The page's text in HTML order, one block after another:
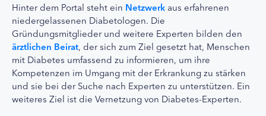
Hinter dem Portal steht ein Netzwerk aus erfahrenen
niedergelassenen Diabetologen. Die
Gründungsmitglieder und weitere Experten bilden den
ärztlichen Beirat, der sich zum Ziel gesetzt hat, Menschen
mit Diabetes umfassend zu informieren, um ihre
Kompetenzen im Umgang mit der Erkrankung zu stärken
und sie bei der Suche nach Experten zu unterstützen. Ein
weiteres Ziel ist die Vernetzung von Diabetes-Experten.